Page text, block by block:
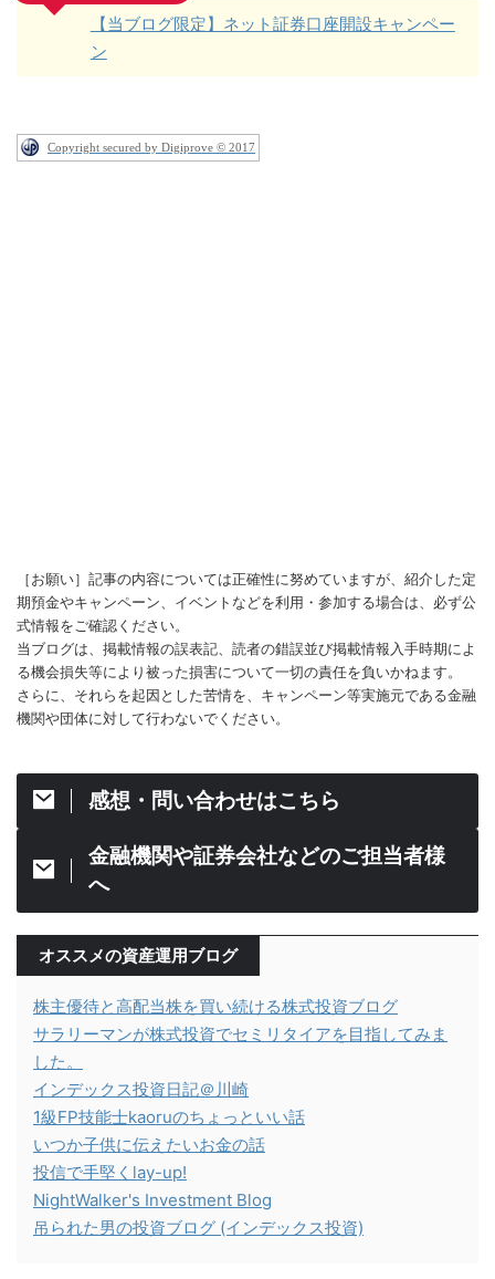
【当ブログ限定】ネット証券口座開設キャンペー
ン
Copyright secured by Digiprove © 2017
［お願い］記事の内容については正確性に努めていますが、紹介した定
期預金やキャンペーン、イベントなどを利用・参加する場合は、必ず公
式情報をご確認ください。
当ブログは、掲載情報の誤表記、読者の錯誤並び掲載情報入手時期によ
る機会損失等により被った損害について一切の責任を負いかねます。
さらに、それらを起因とした苦情を、キャンペーン等実施元である金融
機関や団体に対して行わないでください。
感想・問い合わせはこちら
金融機関や証券会社などのご担当者様
へ
オススメの資産運用ブログ
株主優待と高配当株を買い続ける株式投資ブログ
サラリーマンが株式投資でセミリタイアを目指してみま
した。
インデックス投資日記＠川崎
1級FP技能士kaoruのちょっといい話
いつか子供に伝えたいお金の話
投信で手堅くlay-up!
NightWalker's Investment Blog
吊られた男の投資ブログ (インデックス投資)